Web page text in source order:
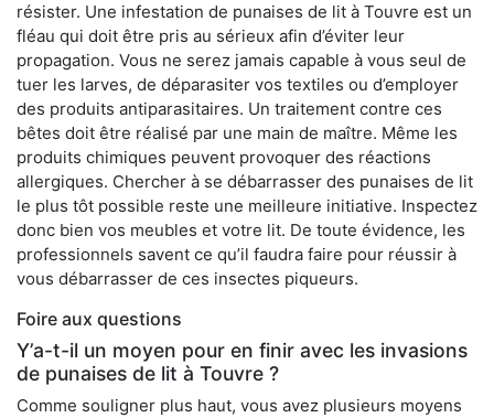
résister. Une infestation de punaises de lit à Touvre est un
fléau qui doit être pris au sérieux afin d’éviter leur
propagation. Vous ne serez jamais capable à vous seul de
tuer les larves, de déparasiter vos textiles ou d’employer
des produits antiparasitaires. Un traitement contre ces
bêtes doit être réalisé par une main de maître. Même les
produits chimiques peuvent provoquer des réactions
allergiques. Chercher à se débarrasser des punaises de lit
le plus tôt possible reste une meilleure initiative. Inspectez
donc bien vos meubles et votre lit. De toute évidence, les
professionnels savent ce qu’il faudra faire pour réussir à
vous débarrasser de ces insectes piqueurs.
Foire aux questions
Y’a-t-il un moyen pour en finir avec les invasions
de punaises de lit à Touvre ?
Comme souligner plus haut, vous avez plusieurs moyens